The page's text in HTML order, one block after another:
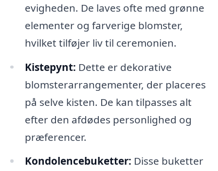
evigheden. De laves ofte med grønne
elementer og farverige blomster,
hvilket tilføjer liv til ceremonien.
Kistepynt: Dette er dekorative
blomsterarrangementer, der placeres
på selve kisten. De kan tilpasses alt
efter den afdødes personlighed og
præferencer.
Kondolencebuketter: Disse buketter